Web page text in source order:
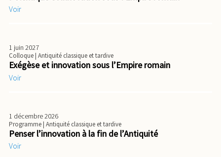
Voir
1 juin 2027
Colloque| Antiquité classique et tardive
Exégèse et innovation sous l’Empire romain
Voir
1 décembre 2026
Programme| Antiquité classique et tardive
Penser l’innovation à la fin de l’Antiquité
Voir